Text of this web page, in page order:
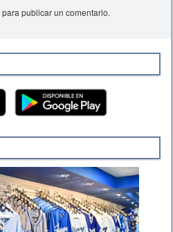
para publicar un comentario.